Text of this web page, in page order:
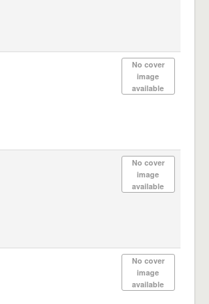
No cover
image
available
No cover
image
available
No cover
image
available